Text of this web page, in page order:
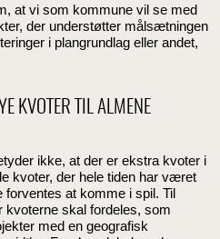
at vi som kommune vil se med
der understøtter målsætningen
i plangrundlag eller andet,
KVOTER TIL ALMENE
ikke, at der er ekstra kvoter i
kvoter, der hele tiden har været
forventes at komme i spil. Til
skal fordeles, som
med en geografisk